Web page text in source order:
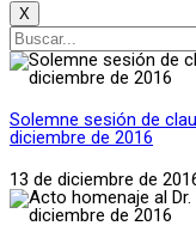
X
Solemne sesión de
diciembre de 2016
13 de diciembre de